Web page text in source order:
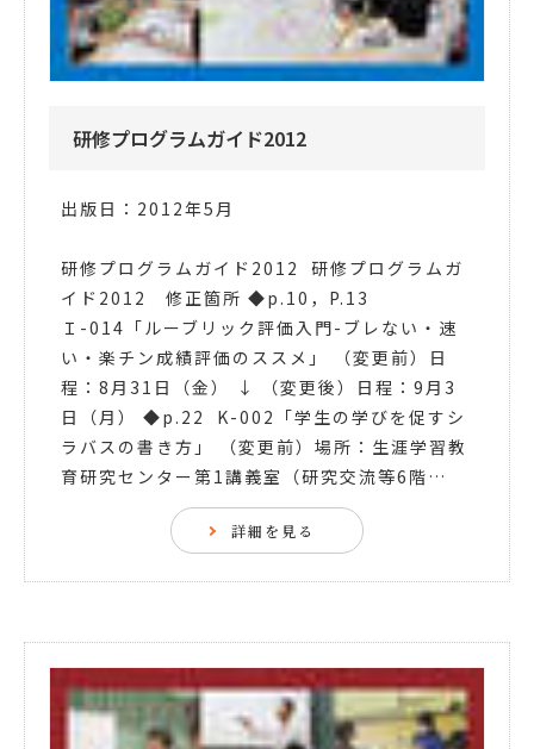
研修プログラムガイド2012
出版日：2012年5月
研修プログラムガイド2012 研修プログラムガ
イド2012 修正箇所 ◆p.10，P.13
Ｉ-014「ルーブリック評価入門-ブレない・速
い・楽チン成績評価のススメ」 （変更前）日
程：8月31日（金） ↓ （変更後）日程：9月3
日（月） ◆p.22 K-002「学生の学びを促すシ
ラバスの書き方」 （変更前）場所：生涯学習教
育研究センター第1講義室（研究交流等6階…
詳細を見る